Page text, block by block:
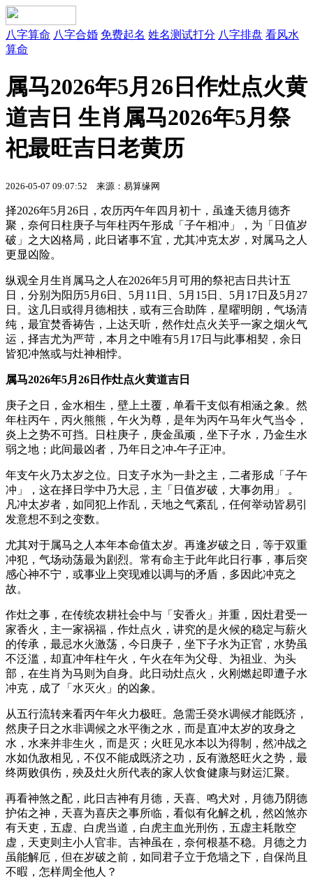
八字算命 八字合婚 免费起名 姓名测试打分 八字排盘 看风水
算命
属马2026年5月26日作灶点火黄
道吉日 生肖属马2026年5月祭
祀最旺吉日老黄历
2026-05-07 09:07:52 来源：易算缘网
择2026年5月26日，农历丙午年四月初十，虽逢天德月德齐
聚，奈何日柱庚子与年柱丙午形成「子午相冲」，为「日值岁
破」之大凶格局，此日诸事不宜，尤其冲克太岁，对属马之人
更显凶险。
纵观全月生肖属马之人在2026年5月可用的祭祀吉日共计五
日，分别为阳历5月6日、5月11日、5月15日、5月17日及5月27
日。这几日或得月德相扶，或有三合助阵，星曜明朗，气场清
纯，最宜焚香祷告，上达天听，然作灶点火关乎一家之烟火气
运，择吉尤为严苛，本月之中唯有5月17日与此事相契，余日
皆犯冲煞或与灶神相悖。
属马2026年5月26日作灶点火黄道吉日
庚子之日，金水相生，壁上土覆，单看干支似有相涵之象。然
年柱丙午，丙火熊熊，午火为尊，是年为丙午马年火气当令，
炎上之势不可挡。日柱庚子，庚金虽顽，坐下子水，乃金生水
弱之地；此间最凶者，乃年日之冲-午子正冲。
年支午火乃太岁之位。日支子水为一卦之主，二者形成「子午
冲」，这在择日学中乃大忌，主「日值岁破，大事勿用」 。
凡冲太岁者，如同犯上作乱，天地之气紊乱，任何举动皆易引
发意想不到之变数。
尤其对于属马之人本年本命值太岁。再逢岁破之日，等于双重
冲犯，气场动荡最为剧烈。常有命主于此年此日行事，事后突
感心神不宁，或事业上突现难以调与的矛盾，多因此冲克之
故。
作灶之事，在传统农耕社会中与「安香火」并重，因灶君受一
家香火，主一家祸福，作灶点火，讲究的是火候的稳定与薪火
的传承，最忌水火激荡，今日庚子，坐下子水为正官，水势虽
不泛滥，却直冲年柱午火，午火在年为父母、为祖业、为头
部，在生肖为马则为自身。此日动灶点火，火刚燃起即遭子水
冲克，成了「水灭火」的凶象。
从五行流转来看丙午年火力极旺。急需壬癸水调候才能既济，
然庚子日之水非调候之水平衡之水，而是直冲太岁的攻身之
水，水来并非生火，而是灭；火旺见水本以为得制，然冲战之
水如仇敌相见，不仅不能成既济之功，反有激怒旺火之势，最
终两败俱伤，殃及灶火所代表的家人饮食健康与财运汇聚。
再看神煞之配，此日吉神有月德，天喜、鸣犬对，月德乃阴德
护佑之神，天喜为喜庆之事所临，看似有化解之机，然凶煞亦
有天吏，五虚、白虎当道，白虎主血光刑伤，五虚主耗散空
虚，天吏则主小人官非。吉神虽在，奈何根基不稳。月德之力
虽能解厄，但在岁破之前，如同君子立于危墙之下，自保尚且
不暇，怎样周全他人？